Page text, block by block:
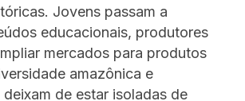
Jovens passam a
educacionais, produtores
mercados para produtos
amazônica e
de estar isoladas de